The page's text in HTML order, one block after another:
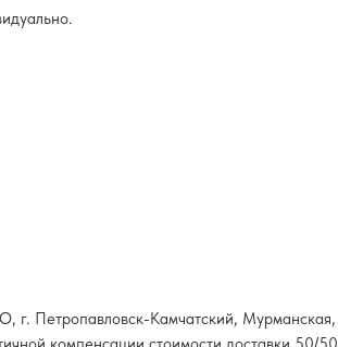
г. Петропавловск-Камчатский, Мурманская,